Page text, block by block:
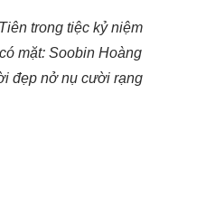
trong tiệc kỷ niệm
mặt: Soobin Hoàng
đẹp nở nụ cười rạng